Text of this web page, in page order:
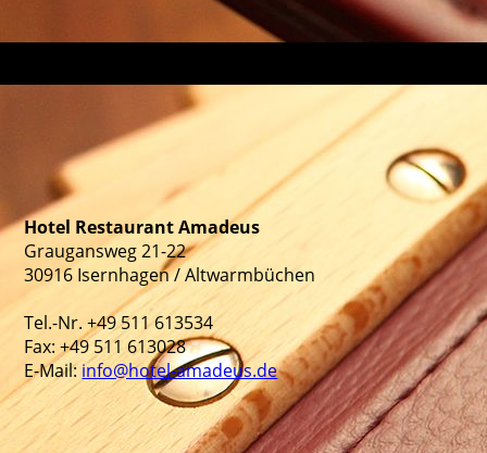
Hotel Restaurant Amadeus
Graugansweg 21-22
30916 Isernhagen / Altwarmbüchen
Tel.-Nr. +49 511 613534
Fax: +49 511 613028
E-Mail: info@hotel-amadeus.de